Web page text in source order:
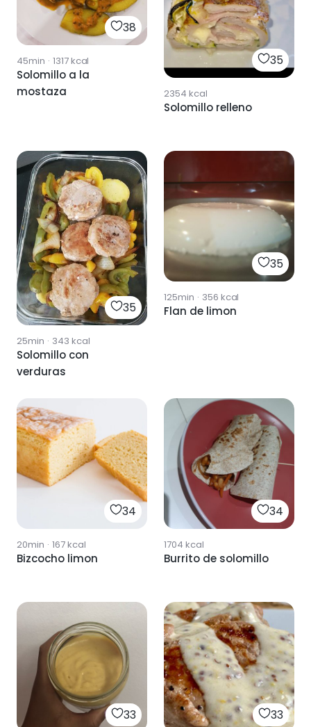
38
45min · 1317kcal
Solomillo a la
mostaza
35
2354 kcal
Solomillo relleno
35
25min · 343 kcal
Solomillo con
verduras
35
125min · 356 kcal
Flan de limon
34
20min · 167kcal
Bizcocho limon
34
1704 kcal
Burrito de solomillo
33 33